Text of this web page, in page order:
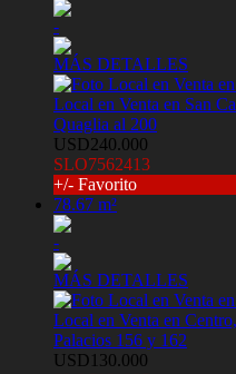
-
MÁS DETALLES
Local en Venta en San
Quaglia al 200
USD240.000
SLO7562413
+/- Favorito
78.67 m²
-
MÁS DETALLES
Local en Venta en
Palacios 156 y 162
USD130.000